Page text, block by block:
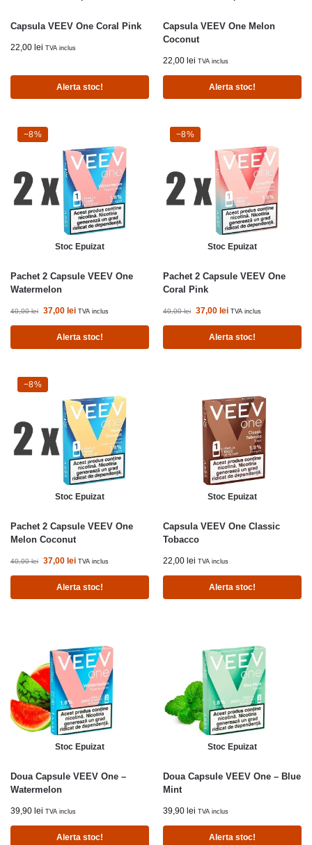
Capsula VEEV One Coral Pink
22,00 lei TVA inclus
Alerta stoc!
Capsula VEEV One Melon
Coconut
22,00 lei TVA inclus
Alerta stoc!
-8%
Stoc Epuizat
−8%
Pachet 2 Capsule VEEV One
Watermelon
40,00lei 37,00 lei TVA inclus
Alerta stoc!
-8%
Stoc Epuizat
−8%
Pachet 2 Capsule VEEV One
Coral Pink
40,00lei 37,00 lei TVA inclus
Alerta stoc!
-8%
Stoc Epuizat
−8%
Pachet 2 Capsule VEEV One
Melon Coconut
40,00lei 37,00 lei TVA inclus
Alerta stoc!
Stoc Epuizat
Capsula VEEV One Classic
Tobacco
22,00 lei TVA inclus
Alerta stoc!
Stoc Epuizat
Doua Capsule VEEV One –
Watermelon
39,90 lei TVA inclus
Alerta stoc!
Stoc Epuizat
Doua Capsule VEEV One – Blue
Mint
39,90 lei TVA inclus
Alerta stoc!